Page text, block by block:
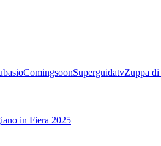
ComingsoonSuperguidatvZuppa
in Fiera 2025